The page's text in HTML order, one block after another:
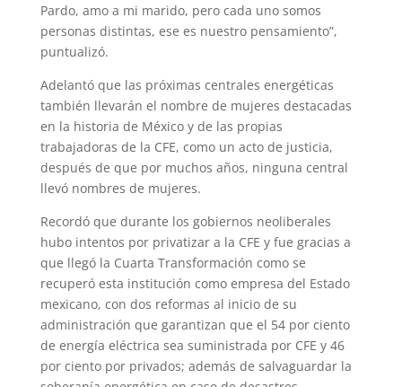
Pardo, amo a mi marido, pero cada uno somos
personas distintas, ese es nuestro pensamiento”,
puntualizó.
Adelantó que las próximas centrales energéticas
también llevarán el nombre de mujeres destacadas
en la historia de México y de las propias
trabajadoras de la CFE, como un acto de justicia,
después de que por muchos años, ninguna central
llevó nombres de mujeres.
Recordó que durante los gobiernos neoliberales
hubo intentos por privatizar a la CFE y fue gracias a
que llegó la Cuarta Transformación como se
recuperó esta institución como empresa del Estado
mexicano, con dos reformas al inicio de su
administración que garantizan que el 54 por ciento
de energía eléctrica sea suministrada por CFE y 46
por ciento por privados; además de salvaguardar la